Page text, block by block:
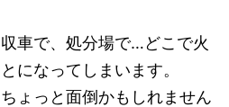
車で、処分場で…どこで火
になってしまいます。
ょっと面倒かもしれません